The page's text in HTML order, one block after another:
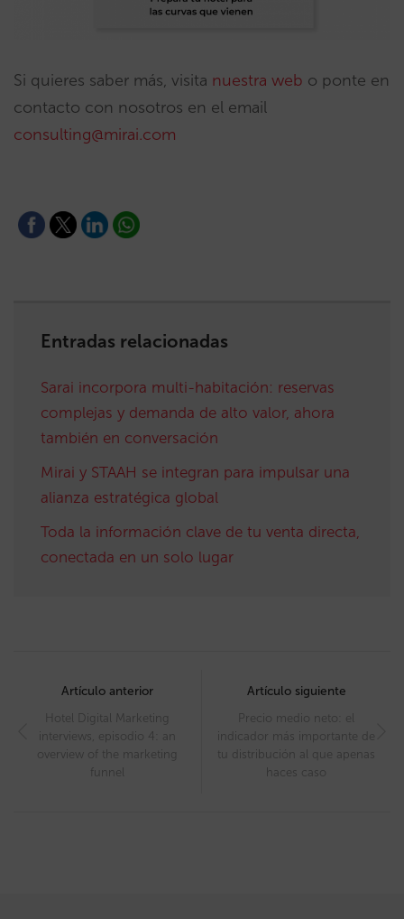
Si quieres saber más, visita nuestra web o ponte en
contacto con nosotros en el email
consulting@mirai.com
Entradas relacionadas
Sarai incorpora multi-habitación: reservas
complejas y demanda de alto valor, ahora
también en conversación
Mirai y STAAH se integran para impulsar una
alianza estratégica global
Toda la información clave de tu venta directa,
conectada en un solo lugar
navigation
Artículo anterior
Hotel Digital Marketing
interviews, episodio 4: an
overview of the marketing
funnel
Artículo siguiente
Precio medio neto: el
indicador más importante de
tu distribución al que apenas
haces caso